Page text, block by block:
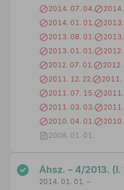
2014. 07. 04.
2014. 01. 01.
2013. 08. 01.
2013. 01. 01.
2012. 07. 01.
2012.
2011. 12. 22.
2011.
2011. 07. 15.
2011. 03. 03.
2010. 04. 01.
2008. 01. 01.
Áhsz. – 4/2013. (I.
2014. 01. 01. –